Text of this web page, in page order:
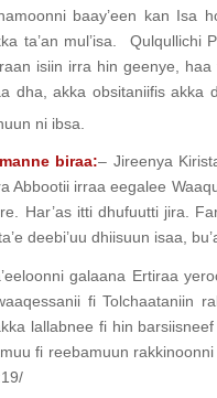
baay’een kan Isa
ta’an mul’isa. Qulqullichi
isiin irra hin geenye,
dha, akka obsitaniifis akka
ni ibsa.
biraa:– Jireenya
Abbootii irraa eegalee
Har’as itti dhufuutti jira.
deebi’uu dhiisuun isaa,
galaana Ertiraa
fi Tolchaataniin
lallabnee fi hin
fi reebamuun